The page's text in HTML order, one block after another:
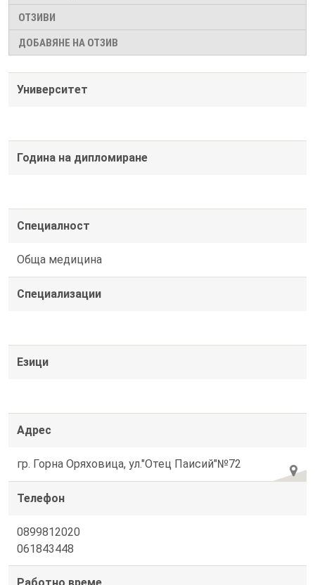
ОТЗИВИ
ДОБАВЯНЕ НА ОТЗИВ
Университет
Година на дипломиране
Специалност
Обща медицина
Специализации
Езици
Адрес
гр. Горна Оряховица, ул."Отец Паисий"№72
Телефон
0899812020
061843448